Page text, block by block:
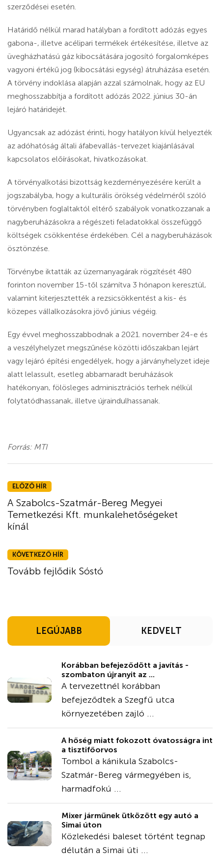
szerződései esetén.
Határidő nélkül marad hatályban a fordított adózás egyes
gabona-, illetve acélipari termékek értékesítése, illetve az
üvegházhatású gáz kibocsátására jogosító forgalomképes
vagyoni értékű jog (kibocsátási egység) átruházása esetén.
A törvény indoklása alapján azzal számolnak, hogy az EU
meghosszabbítja a fordított adózás 2022. június 30-án
lejáró határidejét.
Ugyancsak az adózást érinti, hogy hatályon kívül helyezték
az adóhatóság általi áfabevallás-tervezet kiajánlásával
kapcsolatos előírásokat, hivatkozásokat.
A törvényalkotási bizottság kezdeményezésére került a
jogszabályba, hogy a kulturális örökség védelméről szóló
törvényben foglaltaktól eltérő szabályok vonatkozzanak a
nagyberuházásokra a régészeti feladatokkal összefüggő
költségek csökkentése érdekében. Cél a nagyberuházások
ösztönzése.
Törvénybe iktatták az üzemanyagárak rögzítését 480
forinton november 15-től számítva 3 hónapon keresztül,
valamint kiterjesztették a rezsicsökkentést a kis- és
közepes vállalkozásokra jövő június végéig.
Egy évvel meghosszabbodnak a 2021. november 24-e és
a veszélyhelyzet megszűnése közötti időszakban lejárt
vagy lejáró építési engedélyek, hogy a járványhelyzet ideje
alatt lelassult, esetleg abbamaradt beruházások
hatékonyan, fölösleges adminisztrációs terhek nélkül
folytatódhassanak, illetve újraindulhassanak.
Forrás: MTI
ELŐZŐ HÍR
A Szabolcs-Szatmár-Bereg Megyei
Temetkezési Kft. munkalehetőségeket
kínál
KÖVETKEZŐ HÍR
Tovább fejlődik Sóstó
LEGÚJABB KEDVELT
Korábban befejeződött a javítás -
szombaton újranyit az ...
A tervezettnél korábban
befejeződtek a Szegfű utca
környezetében zajló ...
A hőség miatt fokozott óvatosságra int
a tisztifőorvos
Tombol a kánikula Szabolcs-
Szatmár-Bereg vármegyében is,
harmadfokú ...
Mixer járműnek ütközött egy autó a
Simai úton
Közlekedési baleset történt tegnap
délután a Simai úti ...